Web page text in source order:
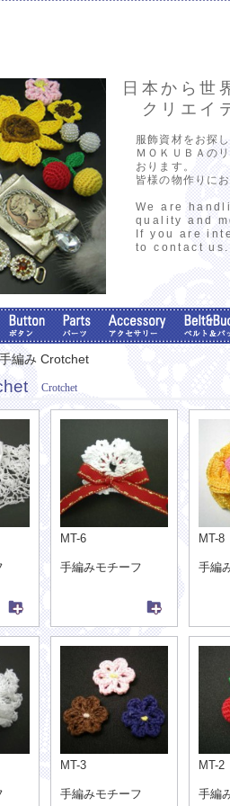
日本から世
クリエイ
服飾資材をお探
ＭＯＫＵＢＡの
おります。
皆様の物作りに
We are
quality and
If you are
to contact us.
手編み Crotchet
Crotchet
MT-6
手編みモチーフ
MT-8
手編
MT-3
手編みモチーフ
MT-2
手編